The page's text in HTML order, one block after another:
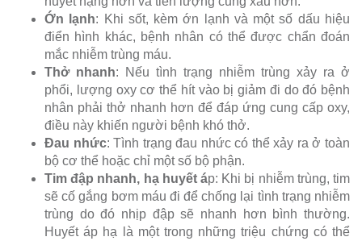
Ớn lạnh: Khi sốt, kèm ớn lạnh và một số dấu hiệu
điển hình khác, bệnh nhân có thể được chẩn đoán
mắc nhiễm trùng máu.
Thở nhanh: Nếu tình trạng nhiễm trùng xảy ra ở
phổi, lượng oxy cơ thể hít vào bị giảm đi do đó bệnh
nhân phải thở nhanh hơn để đáp ứng cung cấp oxy,
điều này khiến người bệnh khó thở.
Đau nhức: Tình trạng đau nhức có thể xảy ra ở toàn
bộ cơ thể hoặc chỉ một số bộ phận.
Tim đập nhanh, hạ huyết áp: Khi bị nhiễm trùng, tim
sẽ cố gắng bơm máu đi để chống lại tình trạng nhiễm
trùng do đó nhịp đập sẽ nhanh hơn bình thường.
Huyết áp hạ là một trong những triệu chứng có thể